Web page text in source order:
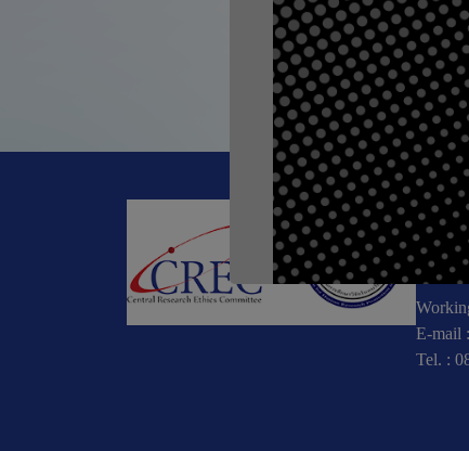
ก่อนหน้า,
CREC
196
10900
E-mail :
Tel. :